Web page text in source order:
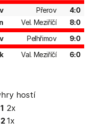
Přerov
4:0
Vel. Meziříčí
8:0
Pelhřimov
9:0
Val. Meziříčí 6:0
hostí
2x
1x